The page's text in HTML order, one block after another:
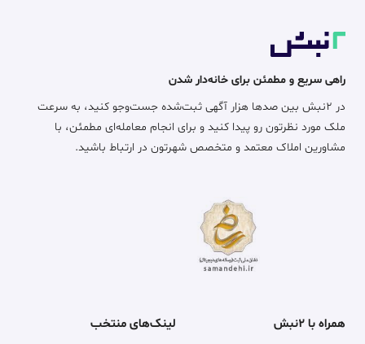
راهی سریع و مطمئن برای خانه‌دار شدن
در ۲نبش بین صدها هزار آگهی ثبت‌شده جست‌وجو کنید، به سرعت
ملک مورد نظرتون رو پیدا کنید و برای انجام معامله‌ای مطمئن، با
مشاورین املاک معتمد و متخصص شهرتون در ارتباط باشید.
همراه با ۲نبش لینک‌های منتخب